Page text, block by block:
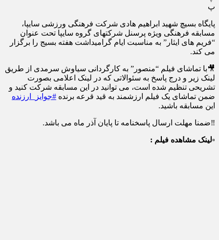
پ
پایگاه بسیچ شهید ابراهیم هادی شرکت فرهنگی ورزشی سایپا،
مسابقه فرهنگی ویژه پرسنل شرکتهای گروه سایپا تحت عنوان
“فریم های ایثار” به مناسبت ایام گرامیداشت هفته بسیج را برگزار
می کند.
🎥با تماشای فیلم “منصور” به کارگردانی سیاوش سرمدی از طریق
لینک زیر و درج پاسخ به سئوالاتی که در لینک اعلامی بصورت
تشریحی تنظیم شده است، می توانید در این مسابقه شرکت کنید و
ضمن تماشای یک فیلم ارزشمند به قید قرعه برنده #جوایز_ارزنده
این مسابقه باشید.
‼️ضمنا مهلت ارسال پاسخنامه تا پایان آذر ماه می باشد.
▫️لینک مشاهده فیلم :